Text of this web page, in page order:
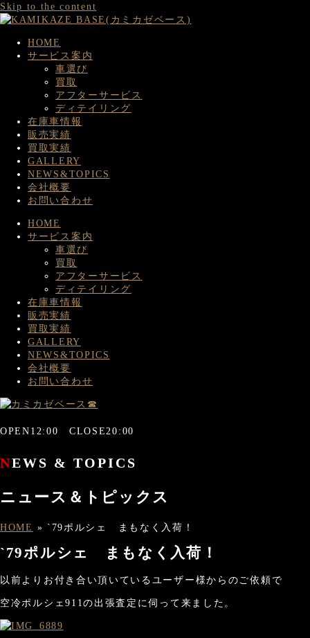
Skip to the content
HOME
サービス案内
車選び
買取
アフターサービス
ディテイリング
在庫車情報
販売実績
買取実績
GALLERY
NEWS&TOPICS
会社概要
お問い合わせ
HOME
サービス案内
車選び
買取
アフターサービス
ディテイリング
在庫車情報
販売実績
買取実績
GALLERY
NEWS&TOPICS
会社概要
お問い合わせ
OPEN12:00 CLOSE20:00
NEWS & TOPICS
ニュース＆トピックス
HOME » `79ポルシェ まもなく入荷！
`79ポルシェ まもなく入荷！
以前よりお付き合い頂いているユーザー様からのご依頼で
空冷ポルシェ911の出張査定に伺って来ました。